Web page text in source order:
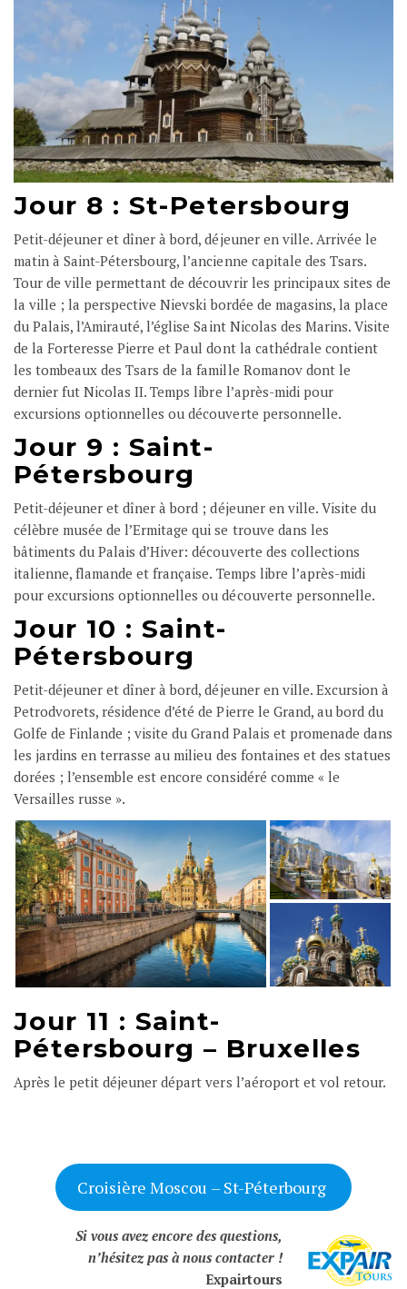
Jour 8 : St-Petersbourg
Petit-déjeuner et dîner à bord, déjeuner en ville. Arrivée le
matin à Saint-Pétersbourg, l’ancienne capitale des Tsars.
Tour de ville permettant de découvrir les principaux sites de
la ville ; la perspective Nievski bordée de magasins, la place
du Palais, l’Amirauté, l’église Saint Nicolas des Marins. Visite
de la Forteresse Pierre et Paul dont la cathédrale contient
les tombeaux des Tsars de la famille Romanov dont le
dernier fut Nicolas II. Temps libre l’après-midi pour
excursions optionnelles ou découverte personnelle.
Jour 9 : Saint-
Pétersbourg
Petit-déjeuner et dîner à bord ; déjeuner en ville. Visite du
célèbre musée de l’Ermitage qui se trouve dans les
bâtiments du Palais d’Hiver: découverte des collections
italienne, flamande et française. Temps libre l’après-midi
pour excursions optionnelles ou découverte personnelle.
Jour 10 : Saint-
Pétersbourg
Petit-déjeuner et dîner à bord, déjeuner en ville. Excursion à
Petrodvorets, résidence d’été de Pierre le Grand, au bord du
Golfe de Finlande ; visite du Grand Palais et promenade dans
les jardins en terrasse au milieu des fontaines et des statues
dorées ; l’ensemble est encore considéré comme « le
Versailles russe ».
Jour 11 : Saint-
Pétersbourg – Bruxelles
Après le petit déjeuner départ vers l’aéroport et vol retour.
Croisière Moscou – St-Péterbourg
Si vous avez encore des questions,
n’hésitez pas à nous contacter !
Expairtours